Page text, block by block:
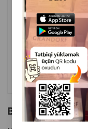
( Rəylər)
1 ədəd
Bu brendin